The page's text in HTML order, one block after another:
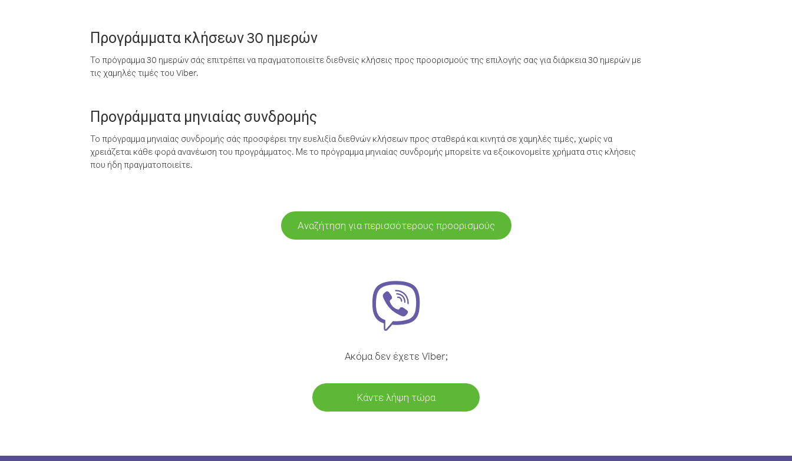
Προγράμματα κλήσεων 30 ημερών
Το πρόγραμμα 30 ημερών σάς επιτρέπει να πραγματοποιείτε διεθνείς κλήσεις προς προορισμούς της επιλογής σας για διάρκεια 30 ημερών με
τις χαμηλές τιμές του Viber.
Προγράμματα μηνιαίας συνδρομής
Το πρόγραμμα μηνιαίας συνδρομής σάς προσφέρει την ευελιξία διεθνών κλήσεων προς σταθερά και κινητά σε χαμηλές τιμές, χωρίς να
χρειάζεται κάθε φορά ανανέωση του προγράμματος. Με το πρόγραμμα μηνιαίας συνδρομής μπορείτε να εξοικονομείτε χρήματα στις κλήσεις
που ήδη πραγματοποιείτε.
Αναζήτηση για περισσότερους προορισμούς
Ακόμα δεν έχετε Viber;
Κάντε λήψη τώρα